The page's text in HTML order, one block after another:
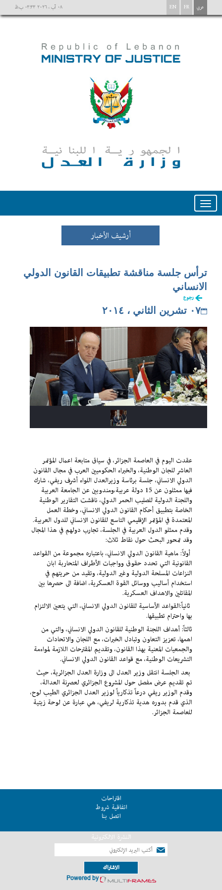
٠٨ آب ، ٢٠٢٦ ٠٣:٣٣ ب.ظ EN FR عربي
Toggle
أرشيف الأخبار
ترأس جلسة مناقشة تطبيقات القانون الدولي
الانساني
رجوع
٠٧ تشرين الثاني ، ٢٠١٤
عقدت اليوم في العاصمة الجزائر، في سياق متابعة اعمال المؤتمر
العاشر للجان الوطنية، والخبراء الحكوميين العرب في مجال القانون
الدولي الانساني، جلسة برئاسة وزيرالعدل اللواء أشرف ريفي، شارك
فيها ممثلون عن 15 دولة عربية،ومندوبين عن الجامعة العربية
واللجنة الدولية للصليب الحمر الدولي، ناقشت التقارير الوطنية
الخاصة بتطبيق أحكام القانون الدولي الانساني، وخطة العمل
المعتمدة في المؤتمر الإقليمي التاسع للقانون الانساني للدول العربية.
وقدم ممثلو الدول العربية في الجلسة، تجارب دولهم في هذا المجال
وقد تمحور البحث حول نقاط ثلاث:
أولاً: ماهية القانون الدولي الانساني، باعتباره مجموعة من القواعد
القانونية التي تحدد حقوق وواجبات الأطراف المتحاربة ابان
النزاعات المسلحة الدولية وغير الدولية، وتقيد من حريتهم في
استخدام أساليب ووسائل القوة العسكرية، اضافة الى حصرها بين
المقاتلين والاهداف العسكرية.
ثانياً:القواعد الأساسية للقانون الدولي الانساني، التي يتعين الالتزام
بها واحترام تطبيقها.
ثالثاً: أهداف اللجنة الوطنية للقانون الدولي الانساني، والتي من
اهمها، تعزيز التعاون وتبادل الخبرات، مع اللجان والاتحادات
والجمعيات المعنية بهذا القانون، وتقديم المقترحات اللازمة لمواءمة
التشريعات الوطنية، مع قواعد القانون الدولي الانساني.
بعد الجلسة انتقل وزير العدل الى وزارة العدل الجزائرية، حيث
تم تقديم عرض مفصل حول المشروع الجزائري لعصرنة العدالة،
وقدم الوزير ريفي درعاً تذكارياً لوزير العدل الجزائري الطيب لوح،
الذي قدم بدوره هدية تذكارية لريفي، هي عبارة عن لوحة زيتية
للعاصمة الجزائر .
اقتراحات
اتفاقية شروط
اتصل بنا
النشرة الالكترونية
الاشتراك
Powered by